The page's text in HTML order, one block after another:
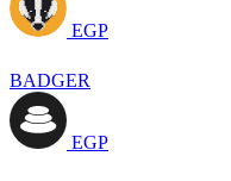
EGP
BADGER
EGP